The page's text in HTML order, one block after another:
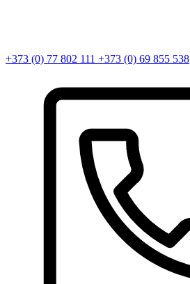
+373 (0) 77 802 111 +373 (0) 69 855 538